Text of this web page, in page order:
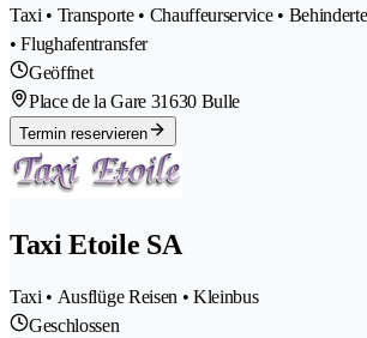
Taxi • Transporte • Chauffeurservice •
• Flughafentransfer
Geöffnet
Place de la Gare 31630 Bulle
Termin reservieren
Taxi Etoile SA
Taxi • Ausflüge Reisen • Kleinbus
Geschlossen